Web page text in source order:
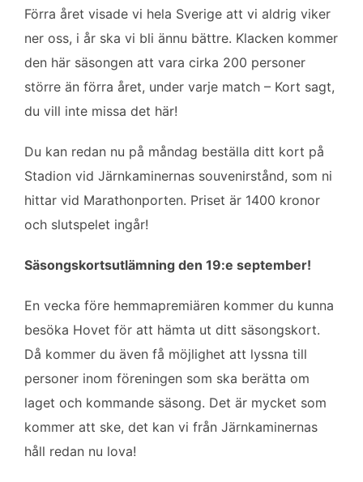
Förra året visade vi hela Sverige att vi aldrig viker
ner oss, i år ska vi bli ännu bättre. Klacken kommer
den här säsongen att vara cirka 200 personer
större än förra året, under varje match – Kort sagt,
du vill inte missa det här!
Du kan redan nu på måndag beställa ditt kort på
Stadion vid Järnkaminernas souvenirstånd, som ni
hittar vid Marathonporten. Priset är 1400 kronor
och slutspelet ingår!
Säsongskortsutlämning den 19:e september!
En vecka före hemmapremiären kommer du kunna
besöka Hovet för att hämta ut ditt säsongskort.
Då kommer du även få möjlighet att lyssna till
personer inom föreningen som ska berätta om
laget och kommande säsong. Det är mycket som
kommer att ske, det kan vi från Järnkaminernas
håll redan nu lova!